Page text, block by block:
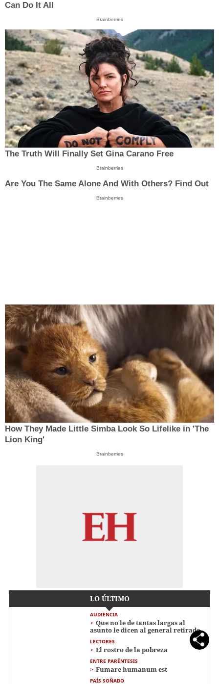
Can Do It All
Brainberries
The Truth Will Finally Set Gina Carano Free
Brainberries
Are You The Same Alone And With Others? Find Out
Brainberries
How They Made Little Simba Look So Lifelike in 'The
Lion King'
Brainberries
LO ÚLTIMO
AUDIENCIA
Que no le de tantas largas al
asunto le dicen al general retirado
LECTORES
El rostro de la pobreza
ENTRE PARÉNTESIS
Fumare humanum est
PAÍS SOÑADO